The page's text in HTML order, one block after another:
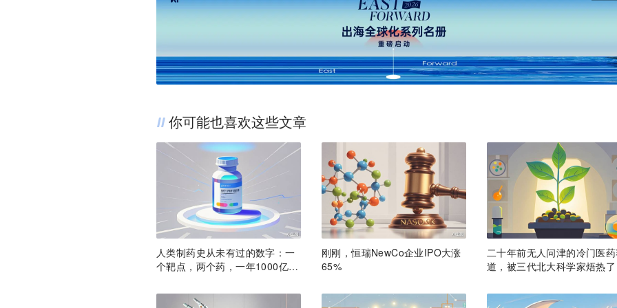
你可能也喜欢这些文章
人类制药史从未有过的数字：一
个靶点，两个药，一年1000亿美
刚刚，恒瑞NewCo企业IPO大涨
65%
二十年前无人问津的冷门医
道，被三代北大科学家焐热了